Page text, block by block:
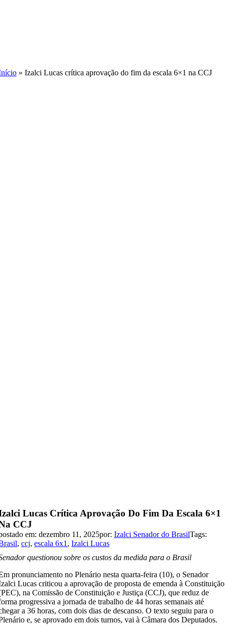
»Izalci Lucas crítica aprovação do fim da escala 6×1 na CCJ
Lucas Crítica Aprovação Do Fim Da Escala 6×1
CCJ
em: dezembro 11, 2025por:Izalci Senador do BrasilTags:
,ccj,escala 6x1 ,Izalci Lucas
questionou sobre os custos da medida para o Brasil
pronunciamento no Plenário nesta quarta-feira (10), o Senador
Lucas criticou a aprovação de proposta de emenda à Constituição
na Comissão de Constituição e Justiça (CCJ), que reduz de
progressiva a jornada de trabalho de 44 horas semanais até
a 36 horas, com dois dias de descanso. O texto seguiu para o
e, se aprovado em dois turnos, vai à Câmara dos Deputados.